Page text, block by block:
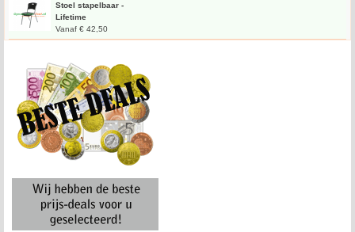
Stoel stapelbaar -
Lifetime
Vanaf € 42,50